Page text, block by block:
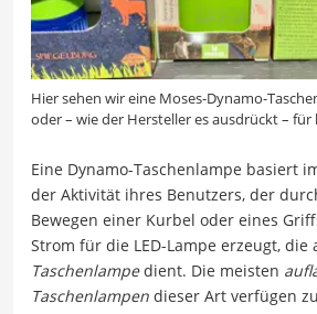
Hier sehen wir eine Moses-Dynamo-
oder – wie der Hersteller es ausdrückt – für
Eine Dynamo-Taschenlampe basiert
der Aktivität ihres Benutzers, der
Bewegen einer Kurbel oder eines
Strom für die LED-Lampe erzeugt,
Taschenlampedient. Die meisten
Taschenlampen dieser Art verfügen